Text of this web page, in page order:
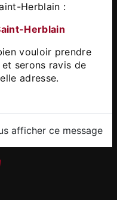
Herblain :​
Herblain
vouloir prendre
serons ravis de
adresse.
afficher ce message